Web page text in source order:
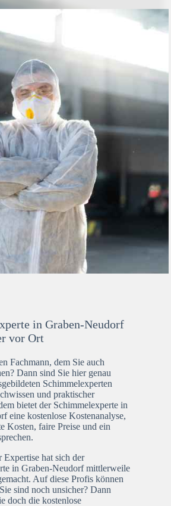
in Graben-Neudorf
vor Ort
Fachmann, dem Sie auch
Dann sind Sie hier genau
Schimmelexperten
und praktischer
bietet der Schimmelexperte in
eine kostenlose Kostenanalyse,
Kosten, faire Preise und ein
Expertise hat sich der
in Graben-Neudorf mittlerweile
Auf diese Profis können
sind noch unsicher? Dann
doch die kostenlose